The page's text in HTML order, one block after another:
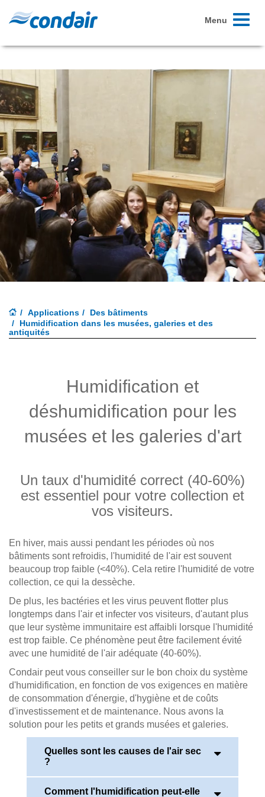
Toggle
Menu
Applications
Des bâtiments
Humidification dans les musées, galeries et des
antiquités
Humidification et
déshumidification pour les
musées et les galeries d'art
Un taux d'humidité correct (40-60%)
est essentiel pour votre collection et
vos visiteurs.
En hiver, mais aussi pendant les périodes où nos
bâtiments sont refroidis, l'humidité de l'air est souvent
beaucoup trop faible (<40%). Cela retire l'humidité de votre
collection, ce qui la dessèche.
De plus, les bactéries et les virus peuvent flotter plus
longtemps dans l'air et infecter vos visiteurs, d'autant plus
que leur système immunitaire est affaibli lorsque l'humidité
est trop faible. Ce phénomène peut être facilement évité
avec une humidité de l'air adéquate (40-60%).
Condair peut vous conseiller sur le bon choix du système
d'humidification, en fonction de vos exigences en matière
de consommation d'énergie, d'hygiène et de coûts
d'investissement et de maintenance. Nous avons la
solution pour les petits et grands musées et galeries.
Quelles sont les causes de l'air sec
?
Comment l'humidification peut-elle